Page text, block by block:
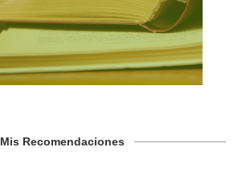
Mis Recomendaciones